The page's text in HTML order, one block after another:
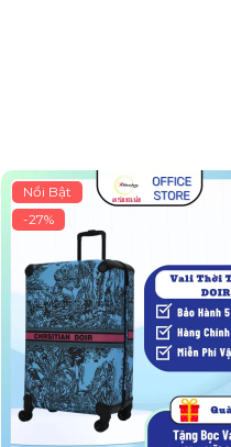
Nổi Bật
-27%